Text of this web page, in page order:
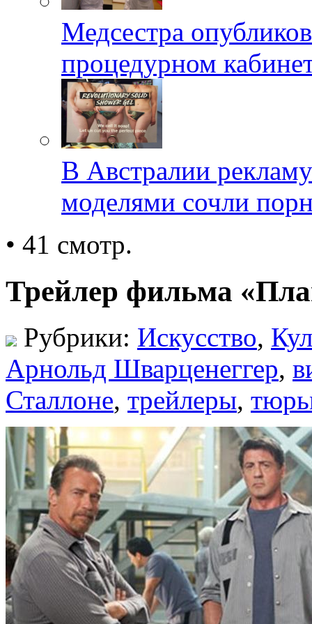
Медсестра
процедурном
В Австралии
моделями сочли
• 41 смотр.
Трейлер фильма
Рубрики: Искусство,
Арнольд Шварценеггер,
Сталлоне, трейлеры,